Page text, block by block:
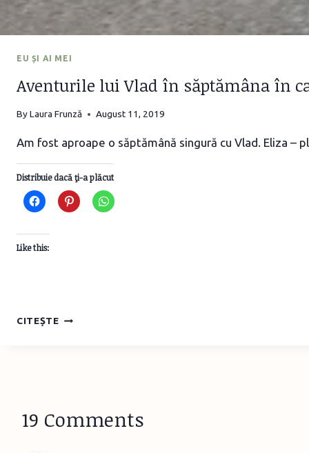
EU ȘI AI MEI
Aventurile lui Vlad în săptămâna în
ByLaura Frunză August 11, 2019
Am fost aproape o săptămână singură cu Vlad. Eliza –
Distribuie dacă ţi-a plăcut
Like this:
CITEȘTEAVENTURILE
A
19 Comments